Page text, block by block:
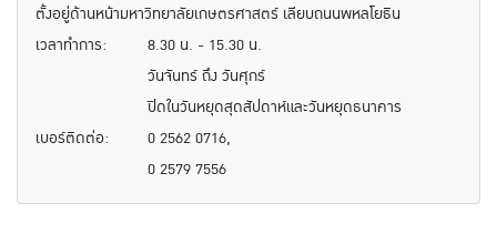
ตั้งอยู่ด้านหน้ามหาวิทยาลัยเกษตรศาสตร์ เลียบถนนพหลโยธิน
เวลาทำการ:
8.30 น. - 15.30 น.
วันจันทร์ ถึง วันศุกร์
ปิดในวันหยุดสุดสัปดาห์และวันหยุดธนาคาร
เบอร์ติดต่อ:
0 2562 0716,
0 2579 7556